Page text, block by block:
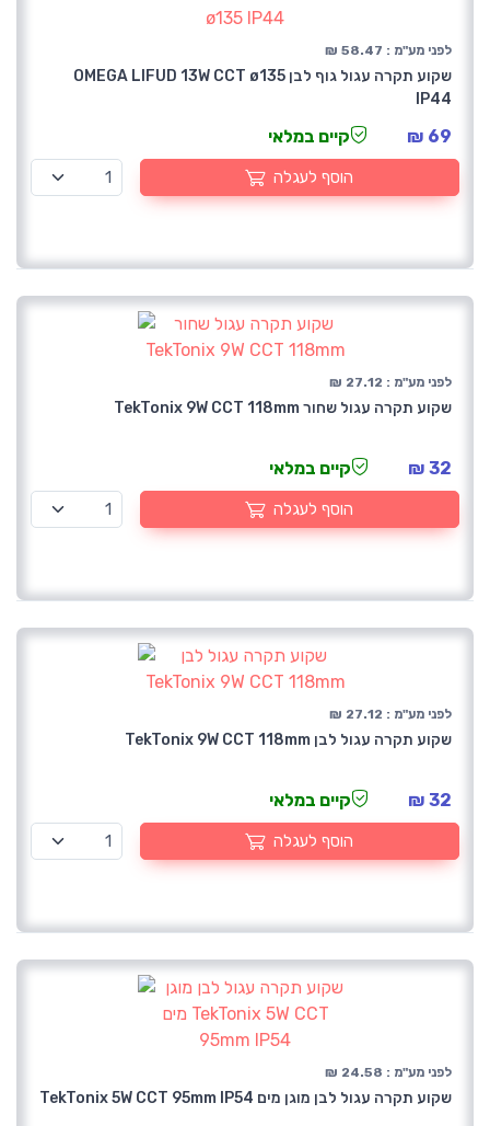
לפני מע"מ : 58.47 ₪
שקוע תקרה עגול גוף לבן OMEGA LIFUD 13W CCT ø135
IP44
69 ₪ קיים במלאי
הוסף לעגלה
לפני מע"מ : 27.12 ₪
שקוע תקרה עגול שחור TekTonix 9W CCT 118mm
32 ₪ קיים במלאי
הוסף לעגלה
לפני מע"מ : 27.12 ₪
שקוע תקרה עגול לבן TekTonix 9W CCT 118mm
32 ₪ קיים במלאי
הוסף לעגלה
לפני מע"מ : 24.58 ₪
שקוע תקרה עגול לבן מוגן מים TekTonix 5W CCT 95mm IP54